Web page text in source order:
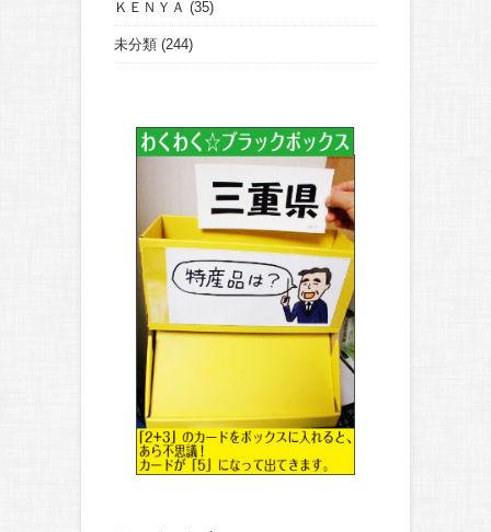
ＫＥＮＹＡ (35)
未分類 (244)